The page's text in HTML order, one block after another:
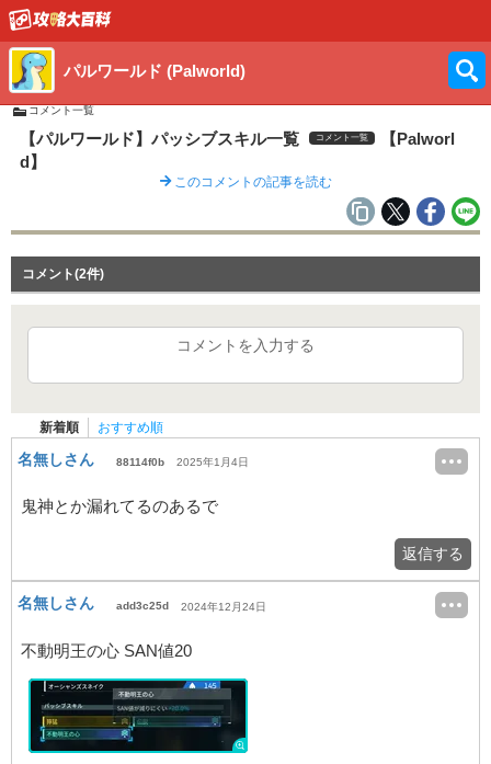
パルワールド (Palworld)
コメント一覧
【パルワールド】パッシブスキル一覧 コメント一覧
【Palworl
d】
このコメントの記事を読む
コメント(2件)
コメントを入力する
新着順 おすすめ順
名無しさん 88114f0b 2025年1月4日
鬼神とか漏れてるのあるで
返信する
名無しさん add3c25d 2024年12月24日
不動明王の心 SAN値20